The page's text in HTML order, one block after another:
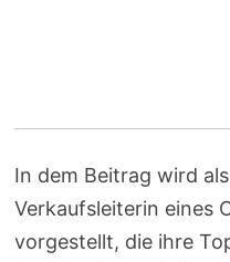
In dem Beitrag wird
Verkaufsleiterin eines
vorgestellt, die ihre